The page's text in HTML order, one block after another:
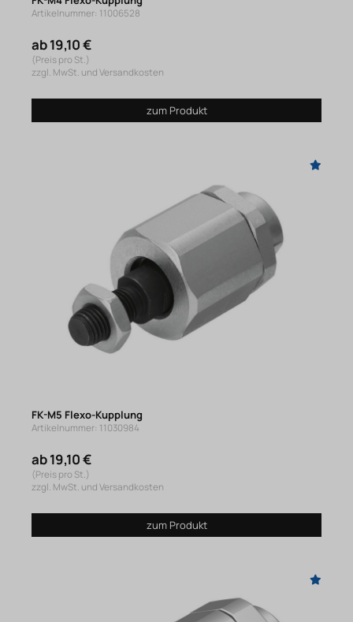
Artikelnummer: 11006528
ab 19,10 €
(Preis pro St.)
zzgl. MwSt. und Versandkosten
zum Produkt
FK-M5 Flexo-Kupplung
Artikelnummer: 11030984
ab 19,10 €
(Preis pro St.)
zzgl. MwSt. und Versandkosten
zum Produkt